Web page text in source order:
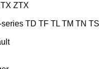
ZTX
series TD TF TL TM TN TS